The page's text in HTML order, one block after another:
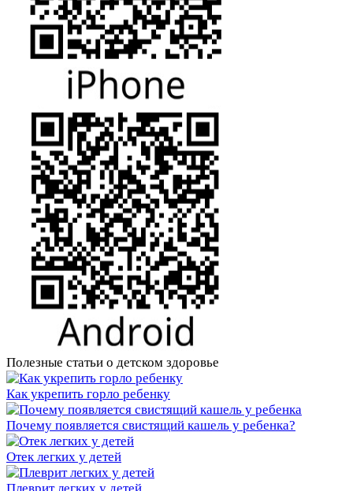
Полезные статьи о детском здоровье
Как укрепить горло ребенку
Почему появляется свистящий кашель у ребенка?
Отек легких у детей